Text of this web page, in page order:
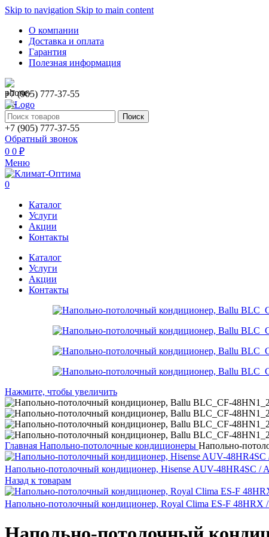
Skip to navigation Skip to main content
О компании
Доставка и оплата
Гарантия
Полезная информация
+7 (905) 777-37-55
Поиск
+7 (905) 777-37-55
Обратный звонок
0 0 ₽
Меню
0
Каталог
Услуги
Акции
Контакты
Каталог
Услуги
Акции
Контакты
Нажмите, чтобы увеличить
Главная Напольно-потолочные кондиционеры Напольно-
Напольно-потолочный кондиционер, Hisense AUV-48HR4SC /
Назад к товарам
Напольно-потолочный кондиционер, Royal Clima ES-F 48HRX